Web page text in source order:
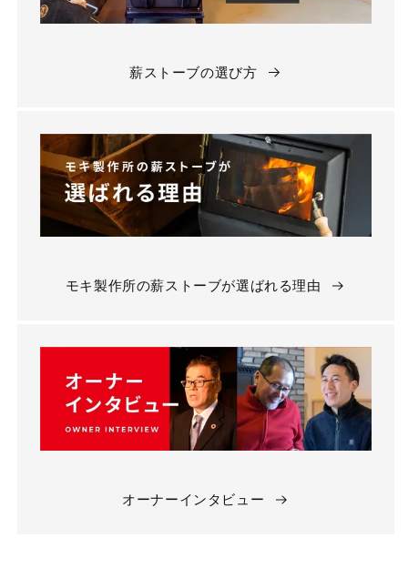
薪ストーブの選び方
モキ製作所の薪ストーブが選ばれる理由
オーナーインタビュー